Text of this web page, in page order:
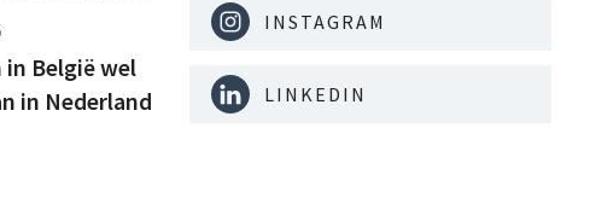
België wel
in Nederland
INSTAGRAM
LINKEDIN